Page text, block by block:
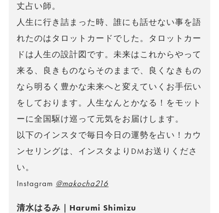
丈占い師。
人生に行き詰まった時、誰にも話せない事を語
れたのはタロットカードでした。タロットカー
ドは人生の設計図です。未来はこれからやって
来る、良きものならそのままで、良くなきもの
なら明るく豊かな未来へと変えていくお手伝い
をしております。人生なんとかなる！をモット
ーに全国駆け巡って元気をお届けします。
以下のインスタで毎日今日の運勢を占い！カウ
ンセリングは、インスタよりDMお送りくださ
い。
Instagram @makocha216
清水はるみ｜Harumi Shimizu